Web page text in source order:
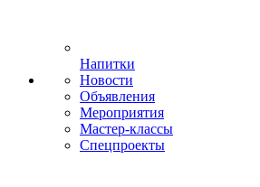
Напитки
Новости
Объявления
Мероприятия
Мастер-классы
Спецпроекты